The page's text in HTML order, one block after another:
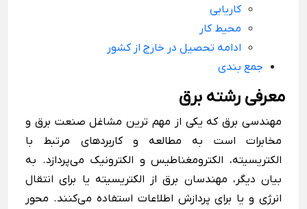
کاریابی
محیط کار
ادامه تحصیل در خارج از کشور
جمع بندی
معرفی رشته برق
مهندسی برق که یکی از مهم ترین مشاغل صنعت برق و
مخابرات است به مطالعه و کاربردهای مرتبط با
الکتریسیته، الکترومغناطیس و الکترونیک می‌پردازد. به
بیان دیگر، مهندسان برق از الکتریسیته یا برای انتقال
انرژی و یا برای پردازش اطلاعات استفاده می‌کنند. محور